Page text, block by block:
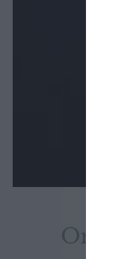
Orario